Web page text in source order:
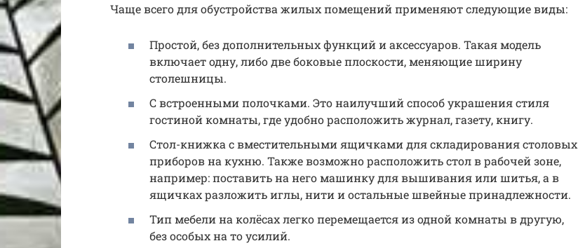
Чаще всего для обустройства жилых помещений применяют следующие виды:
Простой, без дополнительных функций и аксессуаров. Такая модель
включает одну, либо две боковые плоскости, меняющие ширину
столешницы.
С встроенными полочками. Это наилучший способ украшения стиля
гостиной комнаты, где удобно расположить журнал, газету, книгу.
Стол-книжка с вместительными ящичками для складирования столовых
приборов на кухню. Также возможно расположить стол в рабочей зоне,
например: поставить на него машинку для вышивания или шитья, а в
ящичках разложить иглы, нити и остальные швейные принадлежности.
Тип мебели на колёсах легко перемещается из одной комнаты в другую,
без особых на то усилий.